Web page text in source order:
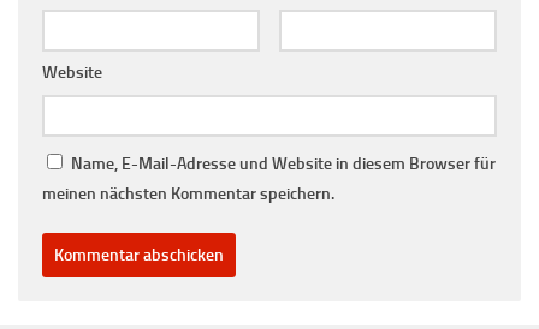
Website
Name, E-Mail-Adresse und Website in diesem Browser für
meinen nächsten Kommentar speichern.